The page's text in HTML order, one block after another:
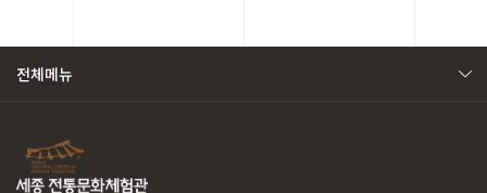
전체메뉴